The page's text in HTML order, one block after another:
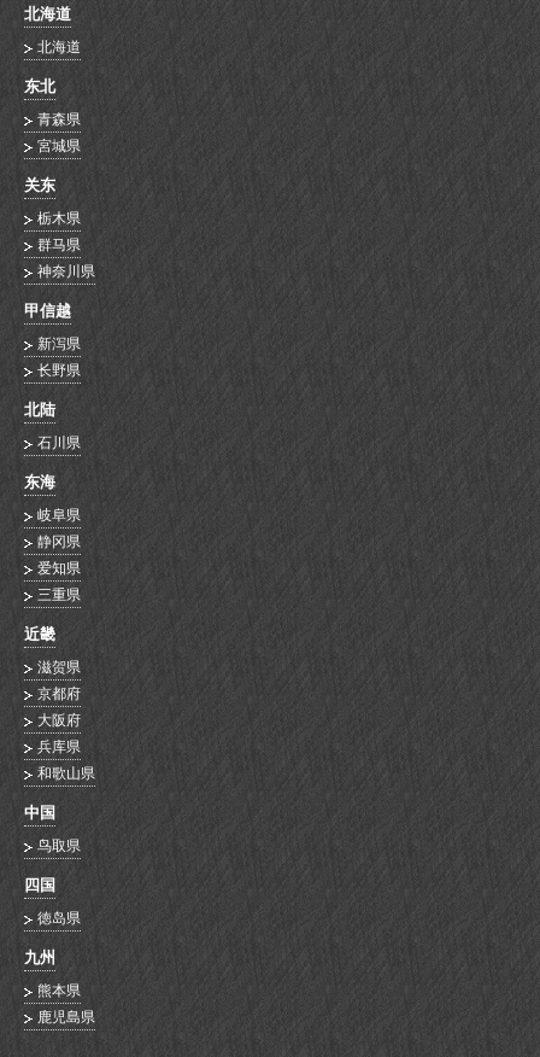
北海道
北海道
东北
青森県
宮城県
关东
栃木県
群马県
神奈川県
甲信越
新泻県
长野県
北陆
石川県
东海
岐阜県
静冈県
爱知県
三重県
近畿
滋贺県
京都府
大阪府
兵库県
和歌山県
中国
鸟取県
四国
徳岛県
九州
熊本県
鹿児島県